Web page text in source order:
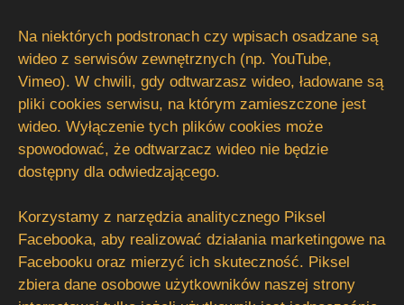
Na niektórych podstronach czy wpisach osadzane są
wideo z serwisów zewnętrznych (np. YouTube,
Vimeo). W chwili, gdy odtwarzasz wideo, ładowane są
pliki cookies serwisu, na którym zamieszczone jest
wideo. Wyłączenie tych plików cookies może
spowodować, że odtwarzacz wideo nie będzie
dostępny dla odwiedzającego.
Korzystamy z narzędzia analitycznego Piksel
Facebooka, aby realizować działania marketingowe na
Facebooku oraz mierzyć ich skuteczność. Piksel
zbiera dane osobowe użytkowników naszej strony